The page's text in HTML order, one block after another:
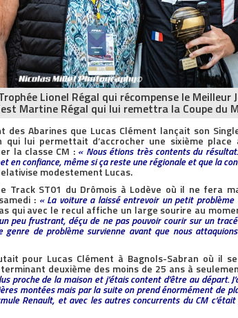
Lionel Régal qui récompense le Meilleur
Martine Régal qui lui remettra la Coupe du
des Abarines que Lucas Clément lançait son
qui lui permettait d’accrocher une sixième place
la classe CM : « Nous étions très contents du résultat.
en confiance, même si ça reste une régionale et que la
modestement Lucas.
Track ST01 du Drômois à Lodève où il ne fera
: « La voiture a laissé entrevoir un petit problème
qui avec le recul affiche un large sourire au
un peu frustrant, déçu de ne pas pouvoir courir sur un
genre de problème survienne avant que nous
pour Lucas Clément à Bagnols-Sabran où il
deuxième des moins de 25 ans à
proche de la maison et j’étais content d’être au départ.
montées mais par la suite on prend énormément de
Renault, et avec les autres concurrents du CM c’était